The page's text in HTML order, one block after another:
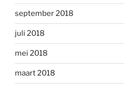
september 2018
juli 2018
mei 2018
maart 2018